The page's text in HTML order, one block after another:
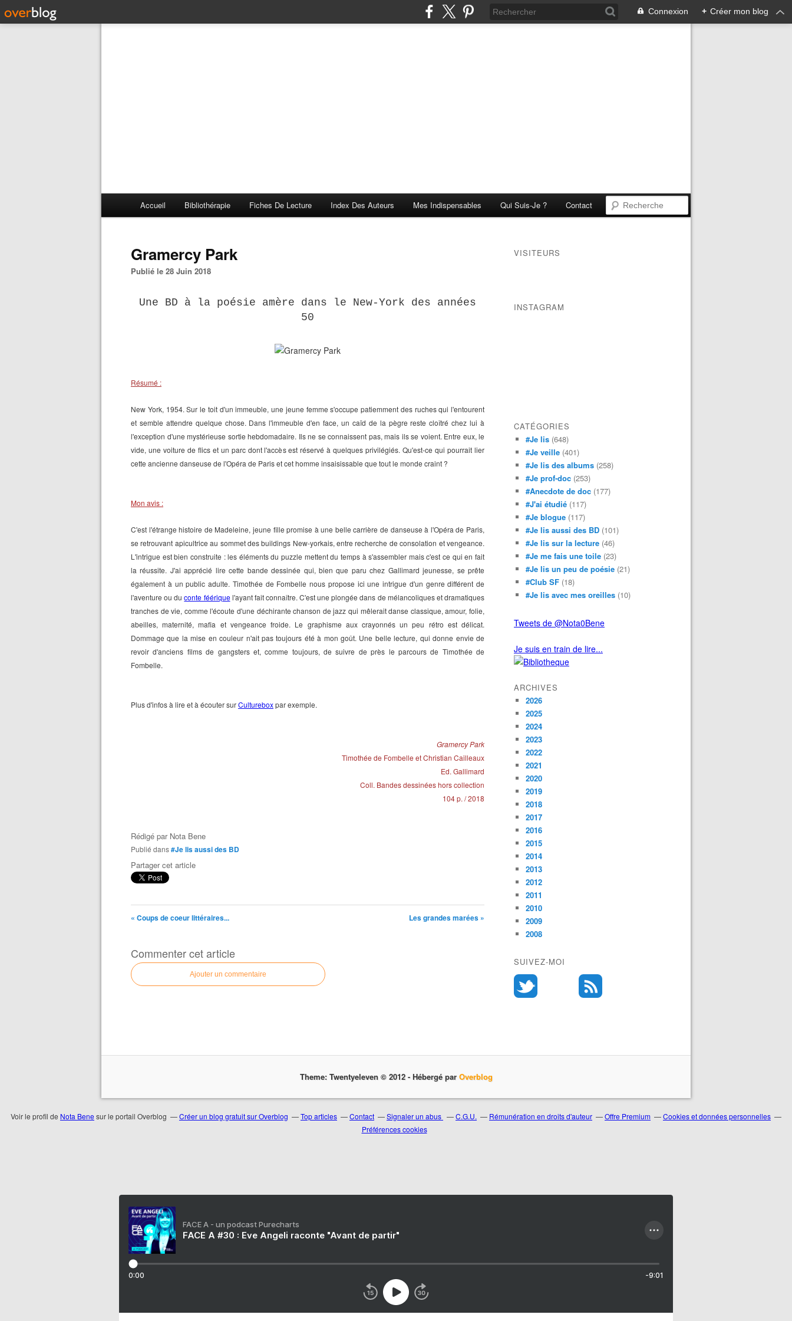
Connexion + Créer mon blog
Accueil Bibliothérapie Fiches De Lecture Index Des Auteurs Mes Indispensables Qui Suis-Je ? Contact
Gramercy Park
Publié le 28 Juin 2018
Une BD à la poésie amère dans le New-York des années
50
Résumé :
New York, 1954. Sur le toit d'un immeuble, une jeune femme s'occupe patiemment des ruches qui l'entourent
et semble attendre quelque chose. Dans l'immeuble d'en face, un caïd de la pègre reste cloîtré chez lui à
l'exception d'une mystérieuse sortie hebdomadaire. Ils ne se connaissent pas, mais ils se voient. Entre eux, le
vide, une voiture de flics et un parc dont l'accès est réservé à quelques privilégiés. Qu'est-ce qui pourrait lier
cette ancienne danseuse de l'Opéra de Paris et cet homme insaisissable que tout le monde craint ?
Mon avis :
C'est l'étrange histoire de Madeleine, jeune fille promise à une belle carrière de danseuse à l'Opéra de Paris,
se retrouvant apicultrice au sommet des buildings New-yorkais, entre recherche de consolation et vengeance.
L'intrigue est bien construite : les éléments du puzzle mettent du temps à s'assembler mais c'est ce qui en fait
la réussite. J'ai apprécié lire cette bande dessinée qui, bien que paru chez Gallimard jeunesse, se prête
également à un public adulte. Timothée de Fombelle nous propose ici une intrigue d'un genre différent de
l'aventure ou duconte féériquel'ayant fait connaître. C'est une plongée dans de mélancoliques et dramatiques
tranches de vie, comme l'écoute d'une déchirante chanson de jazz qui mêlerait danse classique, amour, folie,
abeilles, maternité, mafia et vengeance froide. Le graphisme aux crayonnés un peu rétro est délicat.
Dommage que la mise en couleur n'ait pas toujours été à mon goût. Une belle lecture, qui donne envie de
revoir d'anciens films de gangsters et, comme toujours, de suivre de près le parcours de Timothée de
Fombelle.
Plus d'infos à lire et à écouter surCultureboxpar exemple.
Gramercy Park
Timothée de Fombelle et Christian Cailleaux
Ed. Gallimard
Coll. Bandes dessinées hors collection
104 p. / 2018
Rédigé par Nota Bene
Publié dans#Je lis aussi des BD
Partager cet article
« Coups de coeur littéraires... Les grandes marées »
Commenter cet article
Ajouter un commentaire
VISITEURS
INSTAGRAM
CATÉGORIES
#Je lis (648)
#Je veille (401)
#Je lis des albums (258)
#Je prof-doc (253)
#Anecdote de doc (177)
#J'ai étudié (117)
#Je blogue (117)
#Je lis aussi des BD (101)
#Je lis sur la lecture (46)
#Je me fais une toile (23)
#Je lis un peu de poésie (21)
#Club SF (18)
#Je lis avec mes oreilles (10)
Tweets de @Nota0Bene
Je suis en train de lire...
ARCHIVES
2026
2025
2024
2023
2022
2021
2020
2019
2018
2017
2016
2015
2014
2013
2012
2011
2010
2009
2008
SUIVEZ-MOI
Theme: Twentyeleven © 2012 - Hébergé par Overblog
Voir le profil de Nota Bene sur le portail Overblog Créer un blog gratuit sur Overblog Top articles Contact Signaler un abus C.G.U. Rémunération en droits d'auteur Offre Premium
Cookies et données personnelles
Préférences cookies
FACE A - un podcast Purecharts
FACE A #30 : Eve Angeli raconte "Avant de partir"
0:00 -9:01